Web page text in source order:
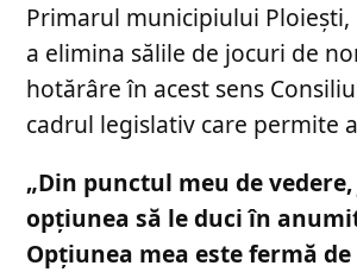
Primarul municipiului
a elimina sălile de jocuri de
hotărâre în acest sens
cadrul legislativ care permite
„Din punctul meu de
opţiunea să le duci în
Opţiunea mea este fermă